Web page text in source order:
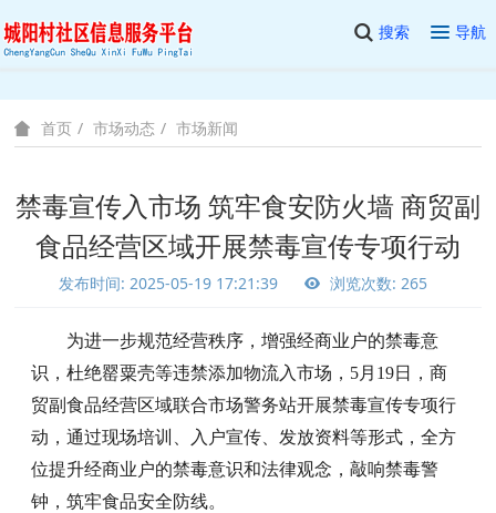
搜索 导航
首页 市场动态 市场新闻
禁毒宣传入市场 筑牢食安防火墙 商贸副
食品经营区域开展禁毒宣传专项行动
发布时间: 2025-05-19 17:21:39 浏览次数: 265
为进一步规范经营秩序，增强经商业户的禁毒意
识，杜绝罂粟壳等违禁添加物流入市场， 5月19日，商
贸副食品经营区域联合市场警务站开展禁毒宣传专项行
动，通过现场培训、入户宣传、发放资料等形式，全方
位提升经商业户的禁毒意识和法律观念，敲响禁毒警
钟，筑牢食品安全防线。